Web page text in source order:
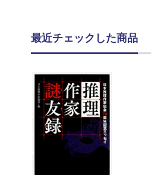
最近チェックした商品